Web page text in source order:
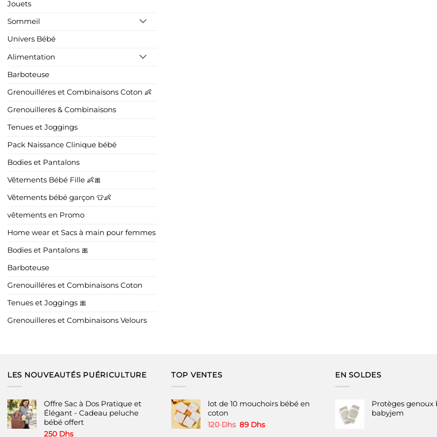
Jouets
Sommeil
Univers Bébé
Alimentation
Barboteuse
Grenouilléres et Combinaisons Coton 👶
Grenouilleres & Combinaisons
Tenues et Joggings
Pack Naissance Clinique bébé
Bodies et Pantalons
Vêtements Bébé Fille 👶🎀
Vêtements bébé garçon 👕👶
vêtements en Promo
Home wear et Sacs à main pour femmes
Bodies et Pantalons 🎀
Barboteuse
Grenouilléres et Combinaisons Coton
Tenues et Joggings 🎀
Grenouilleres et Combinaisons Velours
LES NOUVEAUTÉS PUÉRICULTURE
Offre Sac à Dos Pratique et
Élégant - Cadeau peluche
bébé offert
250 Dhs
TOP VENTES
lot de 10 mouchoirs bébé en
coton
120Dhs Le
89 DhsLe
EN SOLDES
Protèges genoux
babyjem